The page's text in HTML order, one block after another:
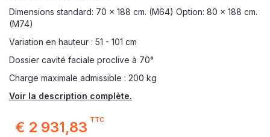
Dimensions standard: 70 x 188 cm. (M64) Option: 80 x 188 cm.
(M74)
Variation en hauteur : 51 - 101 cm
Dossier cavité faciale proclive à 70°
Charge maximale admissible : 200 kg
Voir la description complète.
€ 2 931,83 TTC